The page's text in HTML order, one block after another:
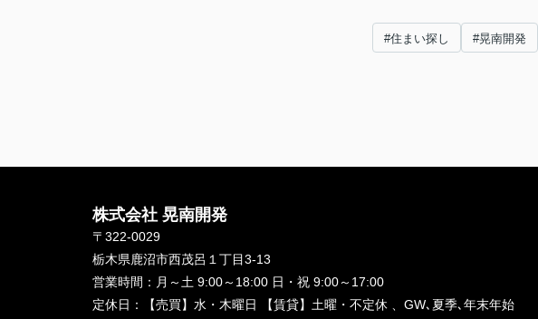
#住まい探し #晃南開発
株式会社 晃南開発
〒322-0029
栃木県鹿沼市西茂呂１丁目3-13
営業時間： 月～土 9:00～18:00 日・祝 9:00～17:00
定休日：
【売買】水・木曜日 【賃貸】土曜・不定休 、GW､夏季､年末年始